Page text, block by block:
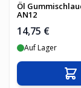
Öl
AN12
14,75 €
Auf Lager
In